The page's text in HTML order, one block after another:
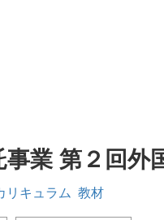
業 第２回外
リキュラム 教材